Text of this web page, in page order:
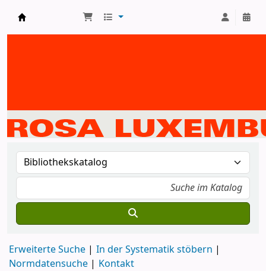
Bibliothek der Rosa-Luxemburg-Stiftung
Erweiterte Suche
In der Systematik stöbern
Normdatensuche
Kontakt